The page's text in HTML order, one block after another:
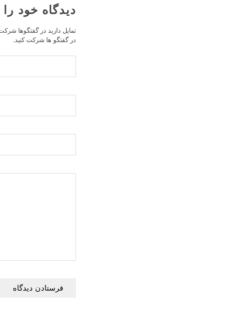
دیدگاه خود
تمایل دارید در گفتگوها
در گفتگو ها شرکت کنید.